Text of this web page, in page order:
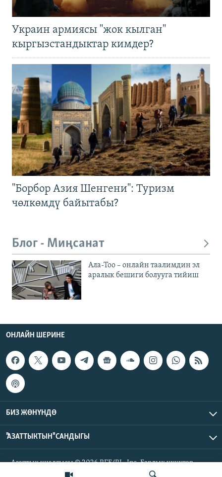
Украин армиясы "жок кылган"
кыргызстандыктар кимдер?
"Борбор Азия Шенгени": Туризм
чөлкөмдү байытабы?
Блог - Миңсанат
Ала-Тоо – онлайн таалимдин эл
аралык бешиги болууга тийиш
ОНЛАЙН ШЕРИНЕ
БИЗ ЖӨНҮНДӨ
"АЗАТТЫКТЫН" САНДЫГЫ
Азаттык үналгысы © 2026 RFE/RL, Inc. Бардык укуктар